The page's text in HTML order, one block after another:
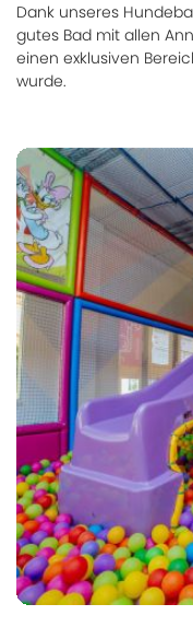
Dank unseres
gutes Bad mit allen
einen exklusiven
wurde.